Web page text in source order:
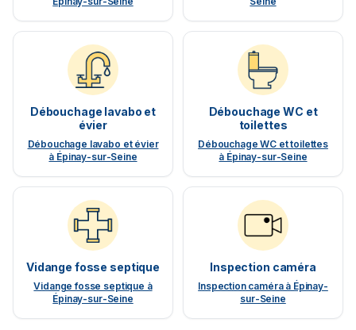
Débouchage lavabo et
évier
Débouchage lavabo et évier
à Épinay-sur-Seine
Débouchage WC et
toilettes
Débouchage WC et toilettes
à Épinay-sur-Seine
Vidange fosse septique
Vidange fosse septique à
Épinay-sur-Seine
Inspection caméra
Inspection caméra à Épinay-
sur-Seine